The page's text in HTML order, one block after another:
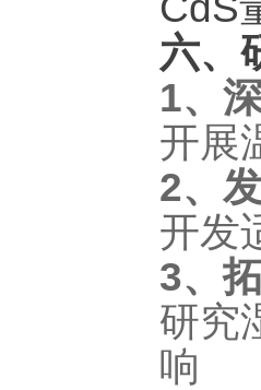
六、
1、
开展
2、
开发
3、
研究
响